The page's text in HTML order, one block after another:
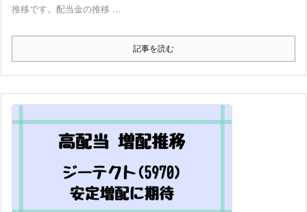
推移です。配当金の推移 ...
記事を読む